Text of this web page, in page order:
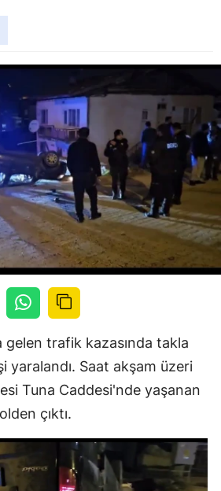
trafik kazasında takla
yaralandı. Saat akşam üzeri
Tuna Caddesi'nde yaşanan
çıktı.